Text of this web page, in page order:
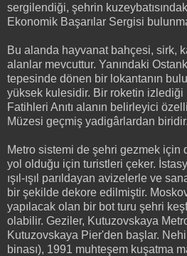
sergilendiği, şehrin
Ekonomik Başarılar Sergisi
Bu alanda hayvanat bahçesi, sirk,
alanlar mevcuttur. Yanındaki
tepesinde dönen bir lokantanın
yüksek kulesidir. Bir roketin izlediği
Fatihleri Anıtı alanın belirleyici
Müzesi geçmiş yadigârlardan biridir.
Metro sistemi de şehri gezmek için
yol olduğu için turistleri çeker.
ışıl-ışıl parıldayan avizelerle ve
bir şekilde dekore edilmiştir.
yapılacak olan bir bot turu şehri
olabilir. Geziler, Kutuzovskaya
Kutuzovskaya Pier'den başlar.
binası), 1991 muhteşem kuşatma